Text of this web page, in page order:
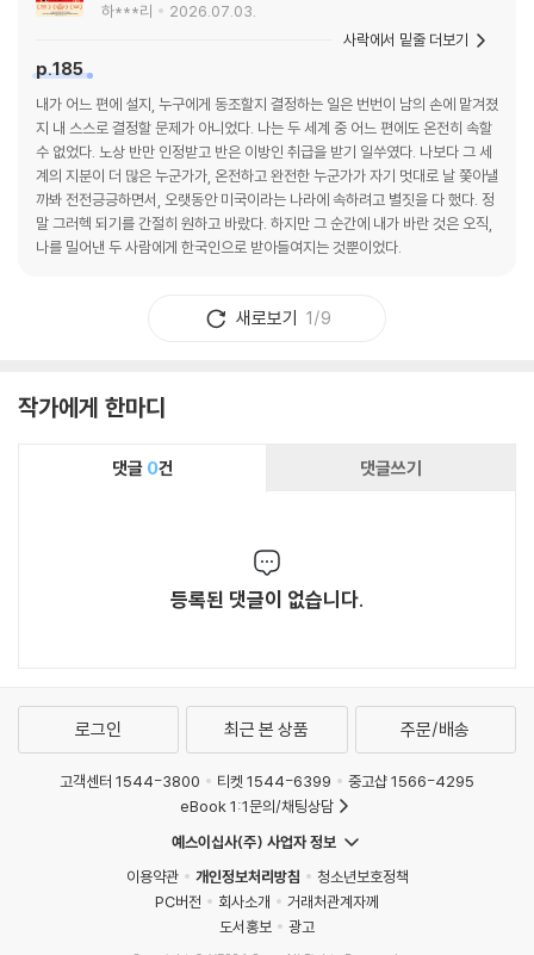
하***리
2026.07.03.
p.185
내가 어느 편에 설지, 누구에게 동조할지 결정하는 일은 번번이 남의 손에 맡겨졌
지 내 스스로 결정할 문제가 아니었다. 나는 두 세계 중 어느 편에도 온전히 속할
수 없었다. 노상 반만 인정받고 반은 이방인 취급을 받기 일쑤였다. 나보다 그 세
계의 지분이 더 많은 누군가가, 온전하고 완전한 누군가가 자기 멋대로 날 쫓아낼
까봐 전전긍긍하면서, 오랫동안 미국이라는 나라에 속하려고 별짓을 다 했다. 정
말 그러헥 되기를 간절히 원하고 바랐다. 하지만 그 순간에 내가 바란 것은 오직,
나를 밀어낸 두 사람에게 한국인으로 받아들여지는 것뿐이었다.
사락에서 밑줄 더보기
새로보기 1/9
작가에게 한마디
댓글 0건 댓글쓰기
등록된 댓글이 없습니다.
로그인 최근 본 상품 주문/배송
고객센터 1544-3800 티켓 1544-6399
중고샵 1566-4295
eBook 1:1문의/채팅상담
예스이십사(주) 사업자 정보
이용약관
개인정보처리방침
청소년보호정책
PC버전
회사소개
거래처관계자께
도서홍보
광고